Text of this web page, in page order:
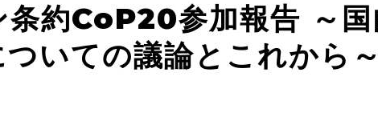
条約CoP20参加報告 ～国
いての議論とこれから